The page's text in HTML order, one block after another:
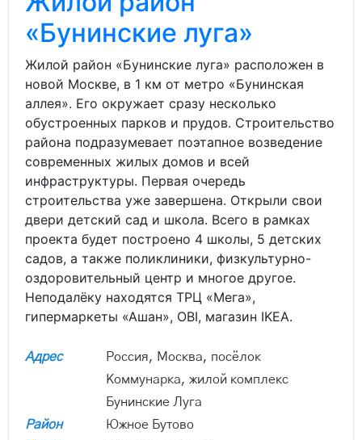
«Бунинские луга»
Жилой район «Бунинские луга» расположен в
новой Москве, в 1 км от метро «Бунинская
аллея». Его окружает сразу несколько
обустроенных парков и прудов. Строительство
района подразумевает поэтапное возведение
современных жилых домов и всей
инфраструктуры. Первая очередь
строительства уже завершена. Открыли свои
двери детский сад и школа. Всего в рамках
проекта будет построено 4 школы, 5 детских
садов, а также поликлиники, физкультурно-
оздоровительный центр и многое другое.
Неподалёку находятся ТРЦ «Мега»,
гипермаркеты «Ашан», OBI, магазин IKEA.
Адрес
Россия, Москва, посёлок
Коммунарка, жилой комплекс
Бунинские Луга
Район
Южное Бутово